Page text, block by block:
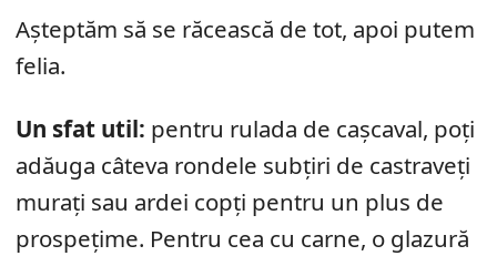
Așteptăm să se răcească de tot, apoi putem
felia.
Un sfat util: pentru rulada de cașcaval, poți
adăuga câteva rondele subțiri de castraveți
murați sau ardei copți pentru un plus de
prospețime. Pentru cea cu carne, o glazură